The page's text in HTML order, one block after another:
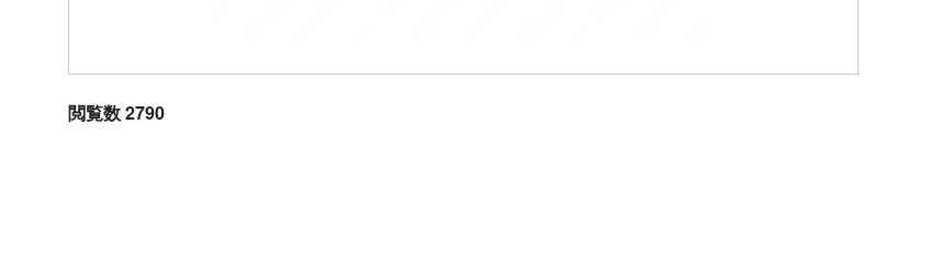
閲覧数 2790